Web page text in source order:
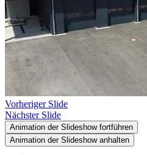
Vorheriger Slide
Nächster Slide
Animation der Slideshow fortführen
Animation der Slideshow anhalten